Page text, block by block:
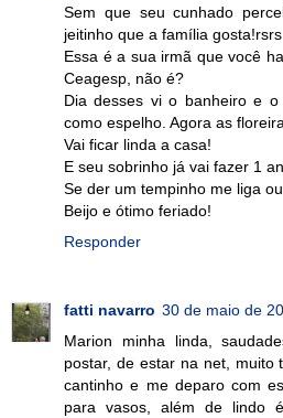
Sem que seu cunhado
jeitinho que a família gosta!rsrs
Essa é a sua irmã que você
Ceagesp, não é?
Dia desses vi o banheiro e o
como espelho. Agora as
Vai ficar linda a casa!
E seu sobrinho já vai fazer 1
Se der um tempinho me liga
Beijo e ótimo feriado!
Responder
fatti navarro 30 de maio de
Marion minha linda,
postar, de estar na net, muito
cantinho e me deparo com
para vasos, além de lindo